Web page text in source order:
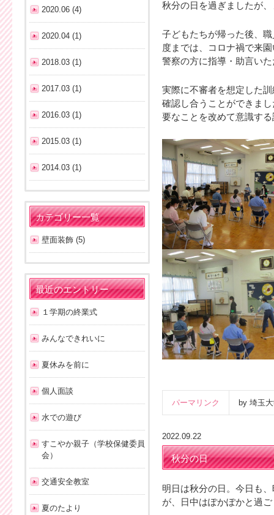
秋分の日を過ぎましたが
子どもたちが帰った後、
度までは、コロナ禍で来
警察の方に指導・助言い
実際に不審者を想定した
確認し合うことができま
要なことを改めて意識す
パーマリンク by 埼玉
2022.09.22
秋分の日
明日は秋分の日。今日も
が、日中はぽかぽかと過
2020.06 (4)
2020.04 (1)
2018.03 (1)
2017.03 (1)
2016.03 (1)
2015.03 (1)
2014.03 (1)
カテゴリー一覧
壁面装飾 (5)
最近のエントリー
１学期の終業式
みんなできれいに
夏休みを前に
個人面談
水での遊び
すこやか親子（学校保健委員
会）
交通安全教室
夏のたより